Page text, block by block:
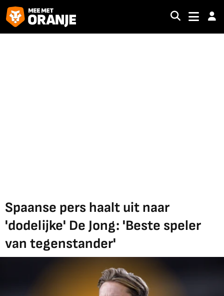
Spaanse pers haalt uit naar
'dodelijke' De Jong: 'Beste speler
van tegenstander'